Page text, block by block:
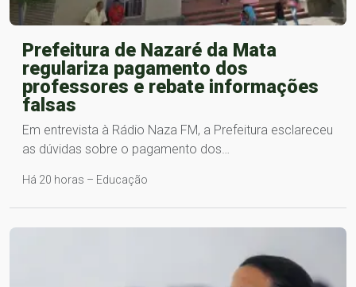
Prefeitura de Nazaré da Mata
regulariza pagamento dos
professores e rebate informações
falsas
Em entrevista à Rádio Naza FM, a Prefeitura esclareceu
as dúvidas sobre o pagamento dos…
Há 20 horas – Educação